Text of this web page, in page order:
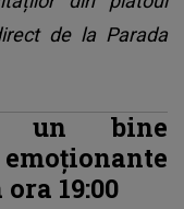
de la Parada
un bine
19:00